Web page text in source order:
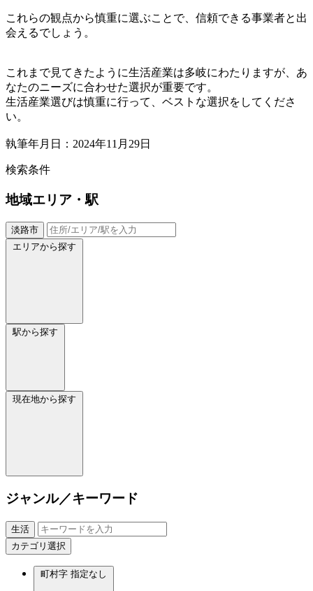
これらの観点から慎重に選ぶことで、信頼できる事業者と出
会えるでしょう。
これまで見てきたように生活産業は多岐にわたりますが、あ
なたのニーズに合わせた選択が重要です。
生活産業選びは慎重に行って、ベストな選択をしてくださ
い。
執筆年月日：2024年11月29日
検索条件
地域エリア・駅
淡路市
エリアから探す
駅から探す
現在地から探す
ジャンル／キーワード
生活
カテゴリ選択
町村字 指定なし